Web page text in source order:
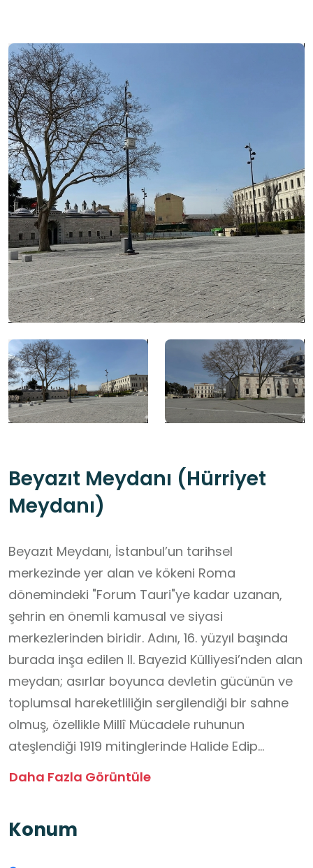
Beyazıt Meydanı (Hürriyet
Meydanı)
Beyazıt Meydanı, İstanbul’un tarihsel
merkezinde yer alan ve kökeni Roma
dönemindeki "Forum Tauri"ye kadar uzanan,
şehrin en önemli kamusal ve siyasi
merkezlerinden biridir. Adını, 16. yüzyıl başında
burada inşa edilen II. Bayezid Külliyesi’nden alan
meydan; asırlar boyunca devletin gücünün ve
toplumsal hareketliliğin sergilendiği bir sahne
olmuş, özellikle Millî Mücadele ruhunun
ateşlendiği 1919 mitinglerinde Halide Edip
Adıvar’ın tarihi hitabetine tanıklık ederek
yapılar (İstanbul Üniversitesi Giriş Kapısı,
Daha Fazla Görüntüle
Konum